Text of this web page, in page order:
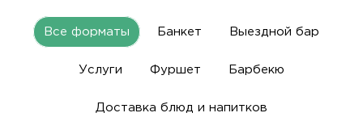
Все форматы Банкет Выездной бар
Услуги Фуршет Барбекю
Доставка блюд и напитков